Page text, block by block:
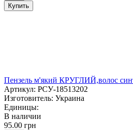
Купить
Пензель м'який КРУГЛИЙ,волос
Артикул: РСУ-18513202
Изготовитель: Украина
Единицы:
В наличии
95.00 грн